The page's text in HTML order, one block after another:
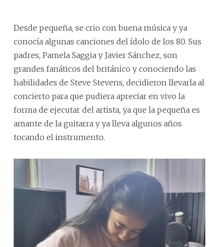
Desde pequeña, se crio con buena música y ya
conocía algunas canciones del ídolo de los 80. Sus
padres, Pamela Saggia y Javier Sánchez, son
grandes fanáticos del británico y conociendo las
habilidades de Steve Stevens, decidieron llevarla al
concierto para que pudiera apreciar en vivo la
forma de ejecutar del artista, ya que la pequeña es
amante de la guitarra y ya lleva algunos años
tocando el instrumento.